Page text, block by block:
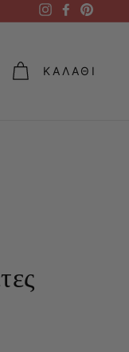
InstagramFacebook
ΚΑΛΆΘΙ